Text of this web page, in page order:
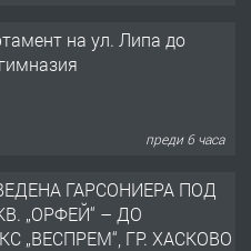
на ул. Липа до
преди 6 часа
ГАРСОНИЕРА ПОД
„ОРФЕЙ“ – ДО
„ВЕСПРЕМ“, ГР. ХАСКОВО